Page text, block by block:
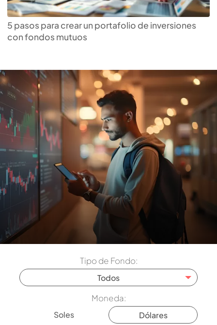
5 pasos para crear un portafolio de inversiones
con fondos mutuos
Descubre elfondo mutuo
que te paga más
Tipo de Fondo:
Todos
Moneda:
Soles
Dólares